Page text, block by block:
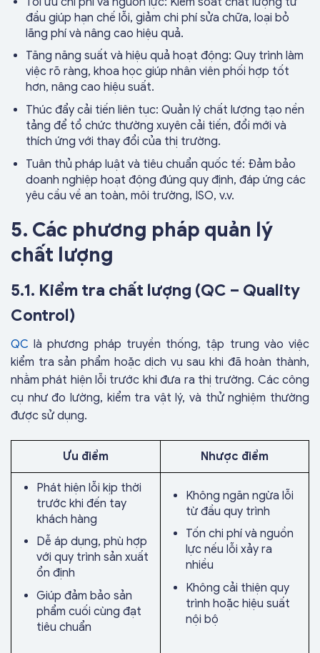
đầu giúp hạn chế lỗi, giảm chi phí sửa chữa, loại bỏ
lãng phí và nâng cao hiệu quả.
Tăng năng suất và hiệu quả hoạt động: Quy trình làm
việc rõ ràng, khoa học giúp nhân viên phối hợp tốt
hơn, nâng cao hiệu suất.
Thúc đẩy cải tiến liên tục: Quản lý chất lượng tạo nền
tảng để tổ chức thường xuyên cải tiến, đổi mới và
thích ứng với thay đổi của thị trường.
Tuân thủ pháp luật và tiêu chuẩn quốc tế: Đảm bảo
doanh nghiệp hoạt động đúng quy định, đáp ứng các
yêu cầu về an toàn, môi trường, ISO, v.v.
5. Các phương pháp quản lý
chất lượng
5.1. Kiểm tra chất lượng (QC – Quality
Control)
QC là phương pháp truyền thống, tập trung vào việc
kiểm tra sản phẩm hoặc dịch vụ sau khi đã hoàn thành,
nhằm phát hiện lỗi trước khi đưa ra thị trường. Các công
cụ như đo lường, kiểm tra vật lý, và thử nghiệm thường
được sử dụng.
Ưu điểm Nhược điểm
Phát hiện lỗi kịp thời
trước khi đến tay
khách hàng
Dễ áp dụng, phù hợp
với quy trình sản xuất
ổn định
Giúp đảm bảo sản
phẩm cuối cùng đạt
tiêu chuẩn
Không ngăn ngừa lỗi
từ đầu quy trình
Tốn chi phí và nguồn
lực nếu lỗi xảy ra
nhiều
Không cải thiện quy
trình hoặc hiệu suất
nội bộ